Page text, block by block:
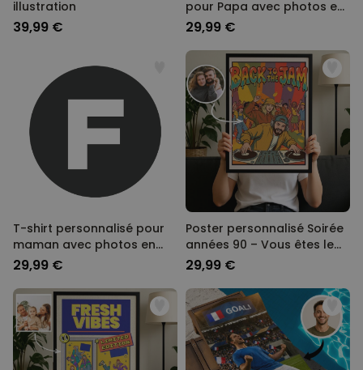
illustration
39,99 €
pour Papa avec photos en
noir et blanc et texte
29,99 €
T-shirt personnalisé pour
maman avec photos en
noir et blanc et texte
29,99 €
Poster personnalisé Soirée
années 90 – Vous êtes le
DJ
29,99 €